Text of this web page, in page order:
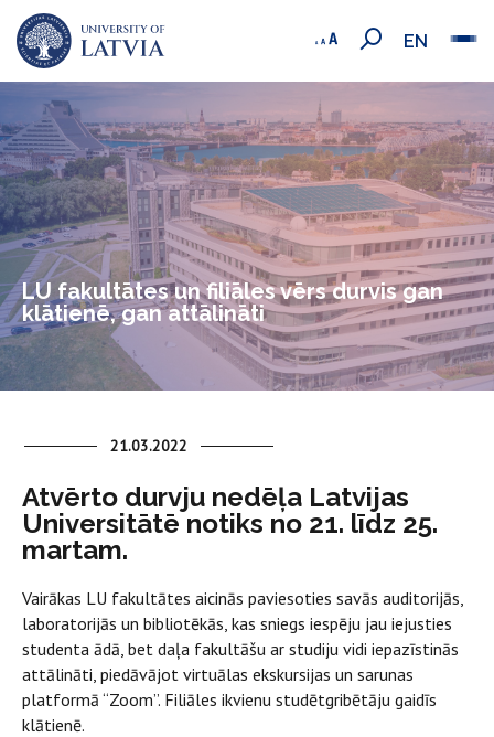
EN
LU fakultātes un filiāles vērs durvis gan
klātienē, gan attālināti
21.03.2022
Atvērto durvju nedēļa Latvijas
Universitātē notiks no 21. līdz 25.
martam.
Vairākas LU fakultātes aicinās paviesoties savās auditorijās,
laboratorijās un bibliotēkās, kas sniegs iespēju jau iejusties
studenta ādā, bet daļa fakultāšu ar studiju vidi iepazīstinās
attālināti, piedāvājot virtuālas ekskursijas un sarunas
platformā “Zoom”. Filiāles ikvienu studētgribētāju gaidīs
klātienē.